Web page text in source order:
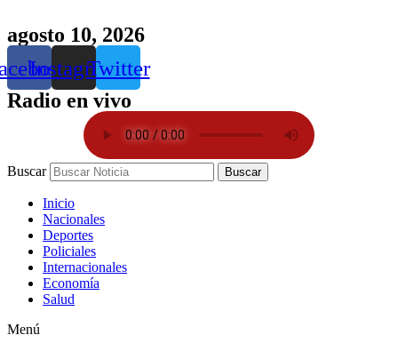
agosto 10, 2026
InstagramTwitter
Radio en vivo
Buscar Buscar
Inicio
Nacionales
Deportes
Policiales
Internacionales
Economía
Salud
Menú